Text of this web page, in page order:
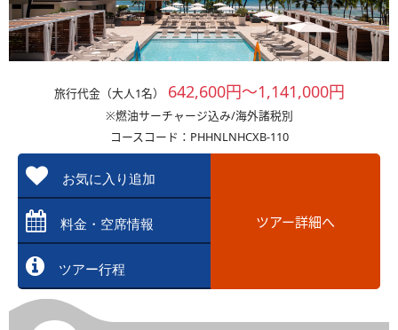
旅行代金（大人1名） 642,600円～1,141,000円
※燃油サーチャージ込み/海外諸税別
コースコード：PHHNLNHCXB-110
お気に入り追加
料金・空席情報
ツアー行程
ツアー詳細へ